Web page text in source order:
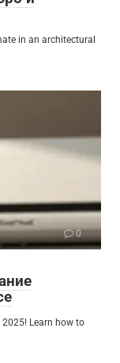
in an architectural
0
Learn how to